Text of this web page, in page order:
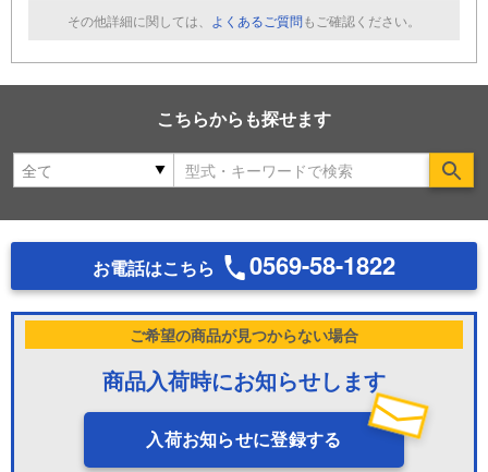
その他詳細に関しては、 よくあるご質問もご確認ください。
こちらからも探せます
お電話はこちら 0569-58-1822
ご希望の商品が見つからない場合
商品入荷時にお知らせします
入荷お知らせに登録する